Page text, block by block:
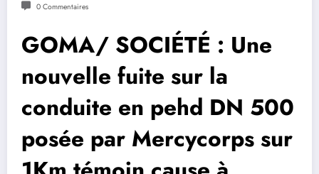
0 Commentaires
GOMA/ SOCIÉTÉ : Une
nouvelle fuite sur la
conduite en pehd DN 500
posée par Mercycorps sur